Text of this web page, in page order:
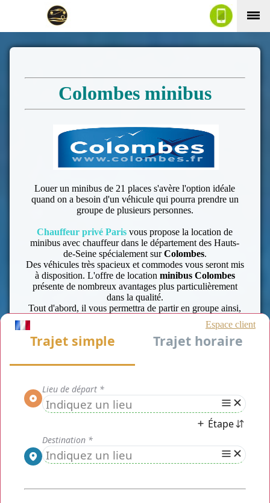
Colombes minibus
Louer un minibus de 21 places s'avère l'option idéale
quand on a besoin d'un véhicule qui pourra prendre un
groupe de plusieurs personnes.
Chauffeur privé Paris vous propose la location de
minibus avec chauffeur dans le département des Hauts-
de-Seine spécialement surColombes.
Des véhicules très spacieux et commodes vous seront mis
à disposition. L'offre de location minibus Colombes
présente de nombreux avantages plus particulièrement
dans la qualité.
Tout d'abord, il vous permettra de partir en groupe ainsi,
de bénéficier à plusieurs des plus beaux voyages. Avec un
chauffeur privé fort de son expérience, de la parfaite
connaissance de la ville et de la région. Il prendra toujours
en compte des fluctuations de la circulation et vous
permettra d’éviter les mauvaise humeurs dûes aux